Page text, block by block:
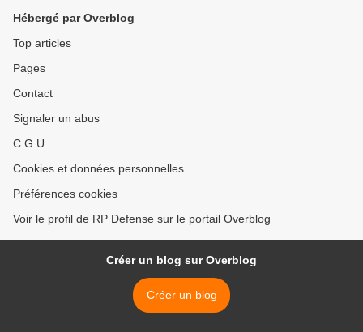
Hébergé par Overblog
Top articles
Pages
Contact
Signaler un abus
C.G.U.
Cookies et données personnelles
Préférences cookies
Voir le profil de RP Defense sur le portail Overblog
Créer un blog sur Overblog
Créer un blog